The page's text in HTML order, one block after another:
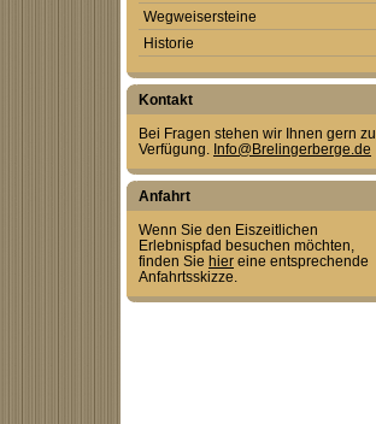
Wegweisersteine
Historie
Kontakt
Bei Fragen stehen wir Ihnen gern zu
Verfügung. Info@Brelingerberge.de
Anfahrt
Wenn Sie den Eiszeitlichen
Erlebnispfad besuchen möchten,
finden Sie hier eine entsprechende
Anfahrtsskizze.